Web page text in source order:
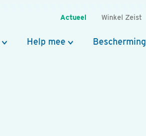
Actueel Winkel Zeist
Help mee Bescherming